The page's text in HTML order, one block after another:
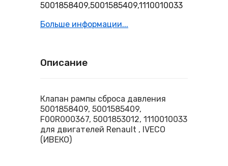
5001858409,5001585409,1110010033
Больше информации...
Описание
Клапан рампы сброса давления
5001858409, 5001585409,
F00R000367, 5001853012, 1110010033
для двигателей Renault , IVECO
(ИВЕКО)